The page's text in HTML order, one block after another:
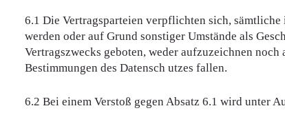
6.1 Die Vertragsparteien verpflichten sich,
werden oder auf Grund sonstiger Umstände als
Vertragszwecks geboten, weder aufzuzeichnen
Bestimmungen des Datensch utzes fallen.
6.2 Bei einem Verstoß gegen Absatz 6.1 wird unter